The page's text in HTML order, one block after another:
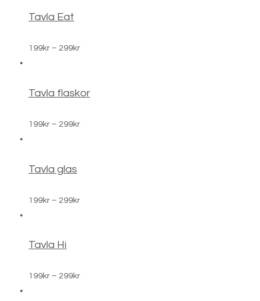
Tavla Eat
199kr – 299krPrisintervall:
299kr
Tavla flaskor
199kr – 299krPrisintervall:
Tavla glas
199kr – 299krPrisintervall:
Tavla Hi
199kr – 299krPrisintervall: